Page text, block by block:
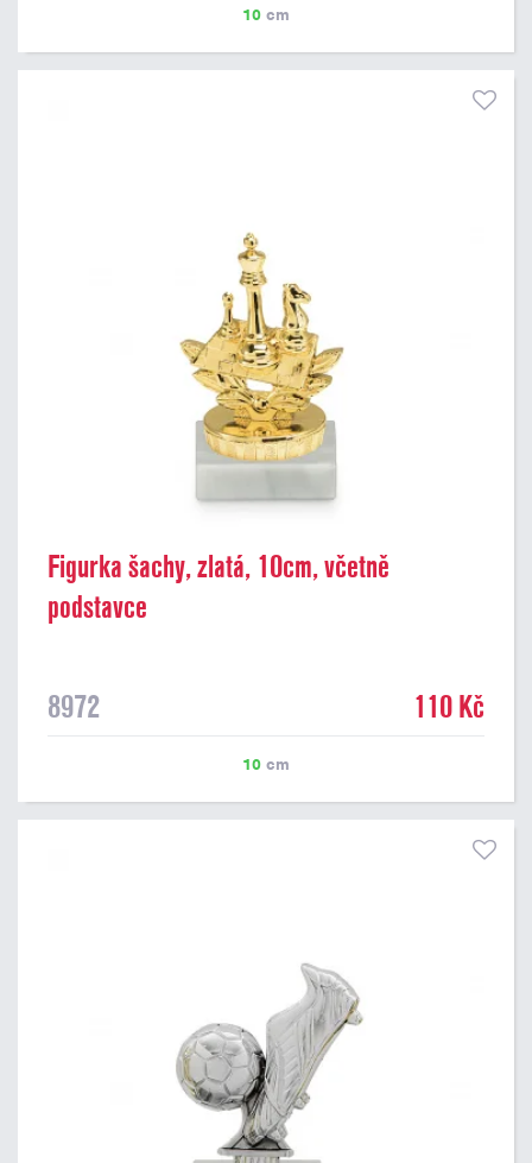
10 cm
Figurka šachy, zlatá, 10cm, včetně
podstavce
8972 110 Kč
10 cm